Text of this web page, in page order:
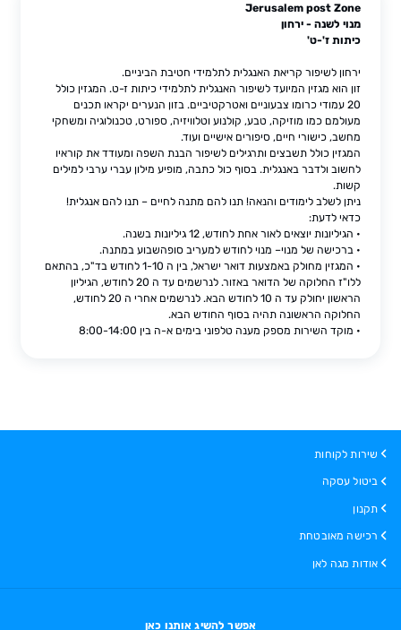
Jerusalem post Zone
מנוי לשנה - ירחון
כיתות ז'-ט'
ירחון לשיפור קריאת האנגלית לתלמידי חטיבת הביניים.
זון הוא מגזין המיועד לשיפור האנגלית לתלמידי כיתות ז-ט. המגזין כולל
20 עמודי כרומו צבעוניים ואטרקטיביים. בזון הנערים יקראו תכנים
מעולמם כמו מוזיקה, טבע, קולנוע וטלוויזיה, ספורט, טכנולוגיה ומשחקי
מחשב, כישורי חיים, סיפורים אישיים ועוד.
המגזין כולל תשבצים ותרגילים לשיפור הבנת השפה ומעודד את קוראיו
לחשוב ולדבר באנגלית. בסוף כול כתבה, מופיע מילון עברי ערבי למילים
קשות.
ניתן לשלב לימודים והנאה! תנו להם מתנה לחיים – תנו להם אנגלית!
כדאי לדעת:
• הגיליונות יוצאים לאור אחת לחודש, 12 גיליונות בשנה.
• ברכישה של מנוי– מנוי לחודש למעריב סופהשבוע במתנה.
• המגזין מחולק באמצעות דואר ישראל, בין ה 1-10 לחודש בד"כ, בהתאם
ללו"ז החלוקה של הדואר באזור. לנרשמים עד ה 20 לחודש, הגיליון
הראשון יחולק עד ה 10 לחודש הבא. לנרשמים אחרי ה 20 לחודש,
החלוקה הראשונה תהיה בסוף החודש הבא.
• מוקד השירות מספק מענה טלפוני בימים א-ה בין 8:00-14:00
שירות לקוחות
ביטול עסקה
תקנון
רכישה מאובטחת
אודות מגה לאן
אפשר להשיג אותנו כאן